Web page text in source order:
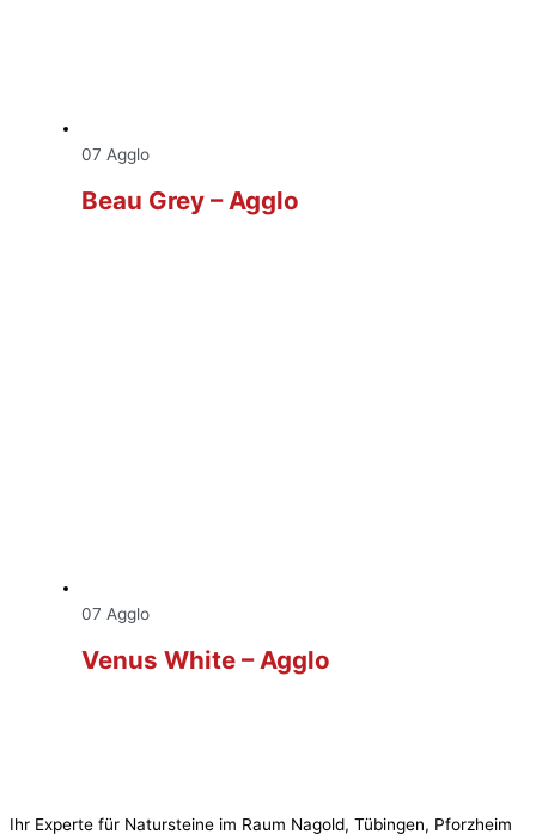
07 Agglo
Beau Grey – Agglo
07 Agglo
Venus White – Agglo
Ihr Experte für Natursteine im Raum Nagold, Tübingen, Pforzheim